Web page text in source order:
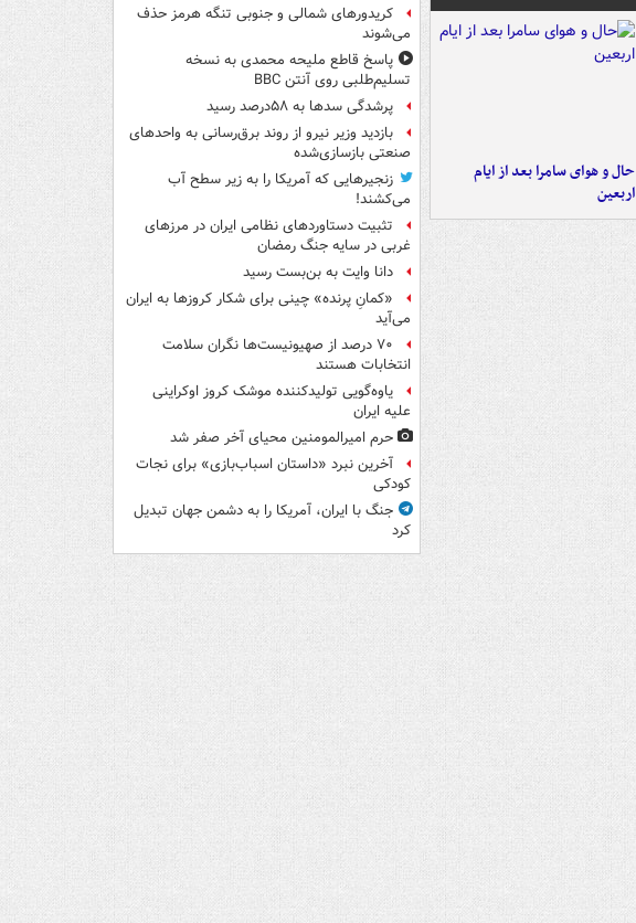
حال و هوای سامرا بعد از ایام
اربعین
کریدورهای شمالی و جنوبی تنگه هرمز حذف
می‌شوند
پاسخ قاطع ملیحه محمدی به نسخه
تسلیم‌طلبی روی آنتن BBC
پرشدگی سدها به ۵۸درصد رسید
بازدید وزیر نیرو از روند برق‌رسانی به واحدهای
صنعتی بازسازی‌شده
زنجیرهایی که آمریکا را به زیر سطح آب
می‌کشند!
تثبیت دستاوردهای نظامی ایران در مرزهای
غربی در سایه جنگ رمضان
دانا وایت به بن‌بست رسید
«کمانِ پرنده» چینی برای شکار کروزها به ایران
می‌آید
۷۰ درصد از صهیونیست‌ها نگران سلامت
انتخابات هستند
یاوه‌گویی تولیدکننده موشک کروز اوکراینی
علیه ایران
حرم امیرالمومنین محیای آخر صفر شد
آخرین نبرد «داستان اسباب‌بازی» برای نجات
کودکی
جنگ با ایران، آمریکا را به دشمن جهان تبدیل
کرد